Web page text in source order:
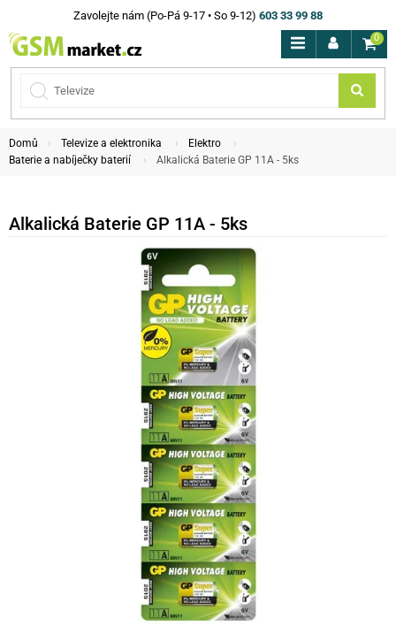
Zavolejte nám (Po-Pá 9-17 • So 9-12) 603 33 99 88
0
Domů Televize a elektronika
Elektro
Baterie a nabíječky baterií
Alkalická Baterie GP 11A - 5ks
Alkalická Baterie GP 11A - 5ks